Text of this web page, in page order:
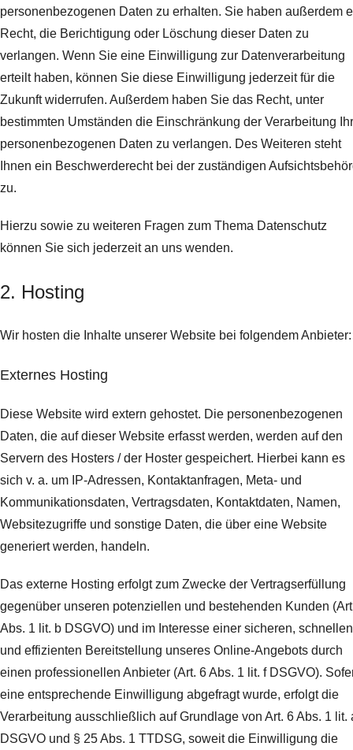
personenbezogenen Daten zu erhalten. Sie haben außerdem
Recht, die Berichtigung oder Löschung dieser Daten zu
verlangen. Wenn Sie eine Einwilligung zur Datenverarbeitung
erteilt haben, können Sie diese Einwilligung jederzeit für die
Zukunft widerrufen. Außerdem haben Sie das Recht, unter
bestimmten Umständen die Einschränkung der Verarbeitung
personenbezogenen Daten zu verlangen. Des Weiteren steht
Ihnen ein Beschwerderecht bei der zuständigen
zu.
Hierzu sowie zu weiteren Fragen zum Thema Datenschutz
können Sie sich jederzeit an uns wenden.
2. Hosting
Wir hosten die Inhalte unserer Website bei folgendem Anbieter:
Externes Hosting
Diese Website wird extern gehostet. Die personenbezogenen
Daten, die auf dieser Website erfasst werden, werden auf den
Servern des Hosters / der Hoster gespeichert. Hierbei kann es
sich v. a. um IP-Adressen, Kontaktanfragen, Meta- und
Kommunikationsdaten, Vertragsdaten, Kontaktdaten, Namen,
Websitezugriffe und sonstige Daten, die über eine Website
generiert werden, handeln.
Das externe Hosting erfolgt zum Zwecke der Vertragserfüllung
gegenüber unseren potenziellen und bestehenden Kunden
Abs. 1 lit. b DSGVO) und im Interesse einer sicheren, schnellen
und effizienten Bereitstellung unseres Online-Angebots durch
einen professionellen Anbieter (Art. 6 Abs. 1 lit. f DSGVO).
eine entsprechende Einwilligung abgefragt wurde, erfolgt die
Verarbeitung ausschließlich auf Grundlage von Art. 6 Abs. 1 lit.
DSGVO und § 25 Abs. 1 TTDSG, soweit die Einwilligung die